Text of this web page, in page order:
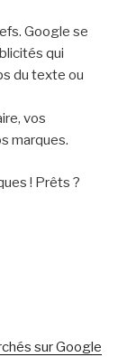
Google se
qui
du texte ou
vos
marques.
! Prêts ?
sur Google